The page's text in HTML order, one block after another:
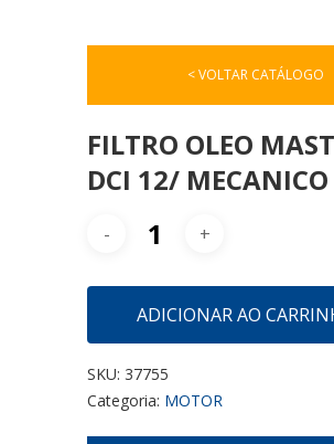
< VOLTAR CATÁLOGO
FILTRO OLEO
DCI 12/ MECANICO
ADICIONAR AO
SKU: 37755
Categoria: MOTOR